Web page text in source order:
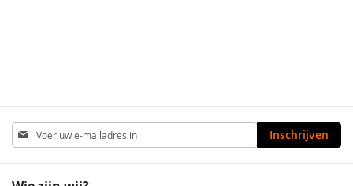
Abonneer
u
op
Inschrijven